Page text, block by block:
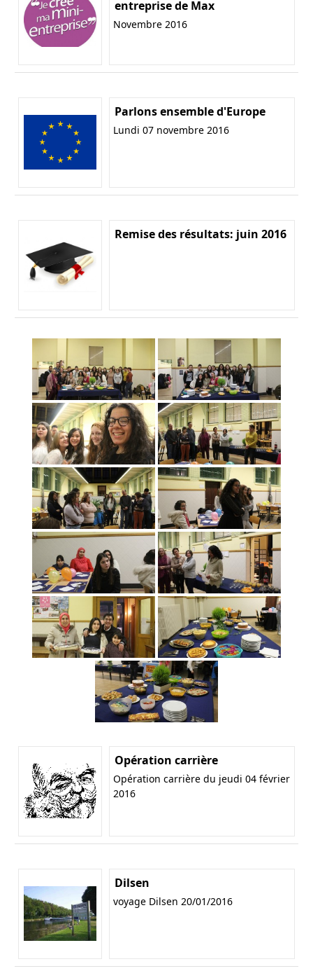
entreprise de Max
Novembre 2016
Parlons ensemble d'Europe
Lundi 07 novembre 2016
Remise des résultats: juin 2016
Opération carrière
Opération carrière du jeudi 04 février
2016
Dilsen
voyage Dilsen 20/01/2016